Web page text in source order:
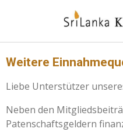
Weitere
Liebe Unterstützer
Neben den
Patenschaftsgeldern